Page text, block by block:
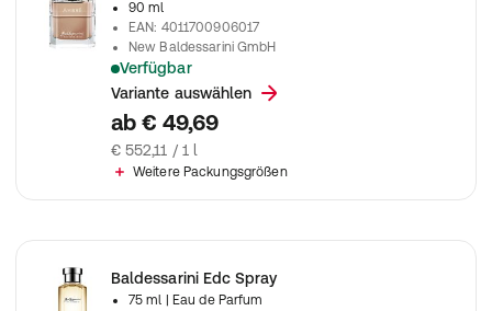
90 ml
EAN: 4011700906017
New Baldessarini GmbH
Verfügbar
Baldessarini Ambre Men Edt Spray
Variante auswählen
ab € 49,69
€ 552,11 / 1 l
Weitere Packungsgrößen
Baldessarini Edc Spray
75 ml
| Eau de Parfum